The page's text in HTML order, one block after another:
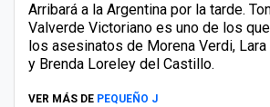
Arribará a la Argentina por la tarde.
Valverde Victoriano es uno de los
los asesinatos de Morena Verdi,
y Brenda Loreley del Castillo.
VER MÁS DE PEQUEÑO J